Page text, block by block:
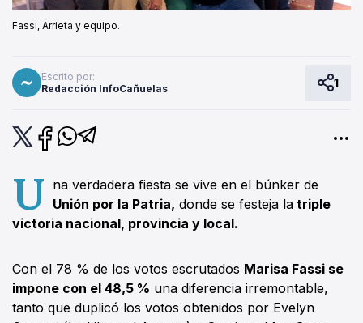
Fassi, Arrieta y equipo.
Escrito por:
Redacción InfoCañuelas
1
U na verdadera fiesta se vive en el búnker de
Unión por la Patria, donde se festeja la triple
victoria nacional, provincia y local.
Con el 78 % de los votos escrutados Marisa Fassi se
impone con el 48,5 % una diferencia irremontable,
tanto que duplicó los votos obtenidos por Evelyn